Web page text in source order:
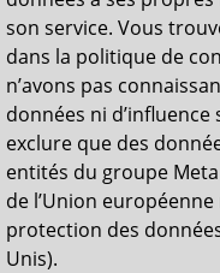
son service. Vous
dans la politique de
n’avons pas
données ni
exclure que des
entités du groupe
de l’Union
protection des
Unis).